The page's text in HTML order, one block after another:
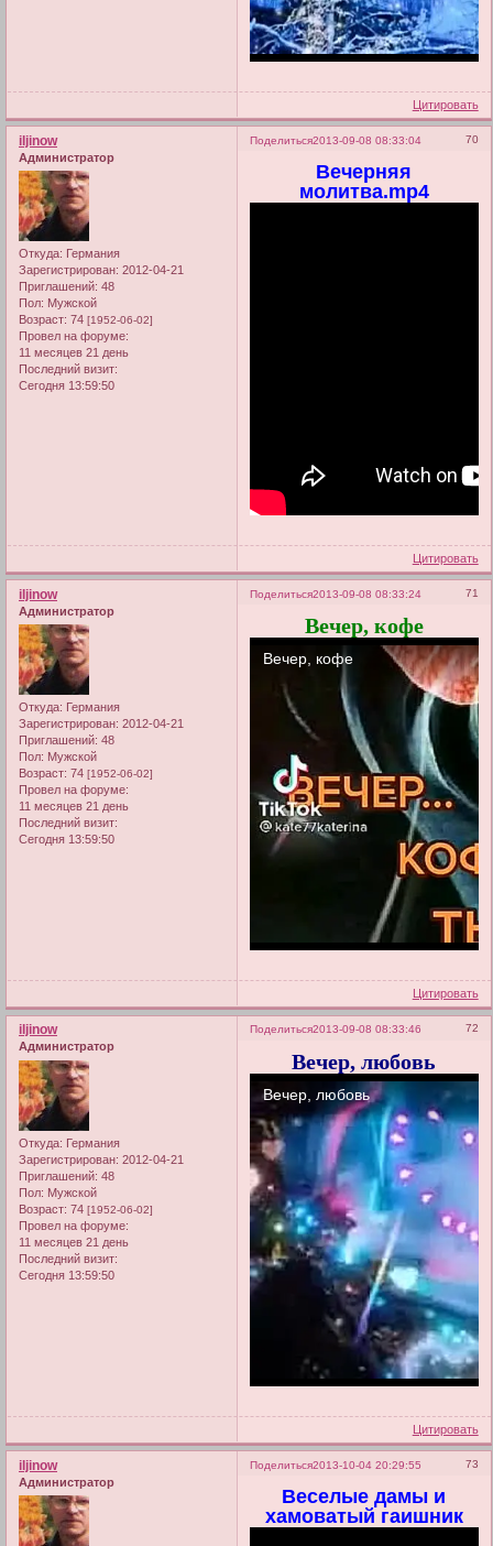
Цитировать
Поделиться 70
2013-09-08 08:33:04
iljinow
Администратор
Откуда: Германия
Зарегистрирован: 2012-04-21
Приглашений: 48
Пол: Мужской
Возраст: 74 [1952-06-02]
Провел на форуме:
11 месяцев 21 день
Последний визит:
Сегодня 13:59:50
Вечерняя
молитва.mp4
Цитировать
Поделиться 71
2013-09-08 08:33:24
iljinow
Администратор
Откуда: Германия
Зарегистрирован: 2012-04-21
Приглашений: 48
Пол: Мужской
Возраст: 74 [1952-06-02]
Провел на форуме:
11 месяцев 21 день
Последний визит:
Сегодня 13:59:50
Вечер, кофе
Цитировать
Поделиться 72
2013-09-08 08:33:46
iljinow
Администратор
Откуда: Германия
Зарегистрирован: 2012-04-21
Приглашений: 48
Пол: Мужской
Возраст: 74 [1952-06-02]
Провел на форуме:
11 месяцев 21 день
Последний визит:
Сегодня 13:59:50
Вечер, любовь
Цитировать
Поделиться 73
2013-10-04 20:29:55
iljinow
Администратор
Веселые дамы и
хамоватый гаишник